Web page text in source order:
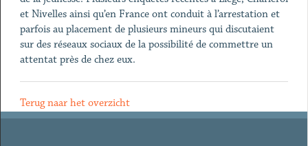
et Nivelles ainsi qu’en France ont conduit à l’arrestation et
parfois au placement de plusieurs mineurs qui discutaient
sur des réseaux sociaux de la possibilité de commettre un
attentat près de chez eux.
Terug naar het overzicht